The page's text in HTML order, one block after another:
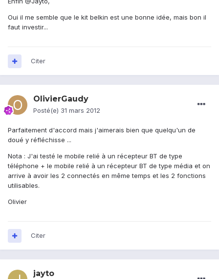
Oui il me semble que le kit belkin est une bonne idée, mais bon il
faut investir...
Citer
OlivierGaudy
Posté(e) 31 mars 2012
Parfaitement d'accord mais j'aimerais bien que quelqu'un de
doué y réfléchisse ...
Nota : J'ai testé le mobile relié à un récepteur BT de type
téléphone + le mobile relié à un récepteur BT de type média et on
arrive à avoir les 2 connectés en même temps et les 2 fonctions
utilisables.
Olivier
Citer
jayto